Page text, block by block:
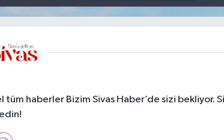
haberler Bizim Sivas Haber’de sizi bekliyor.